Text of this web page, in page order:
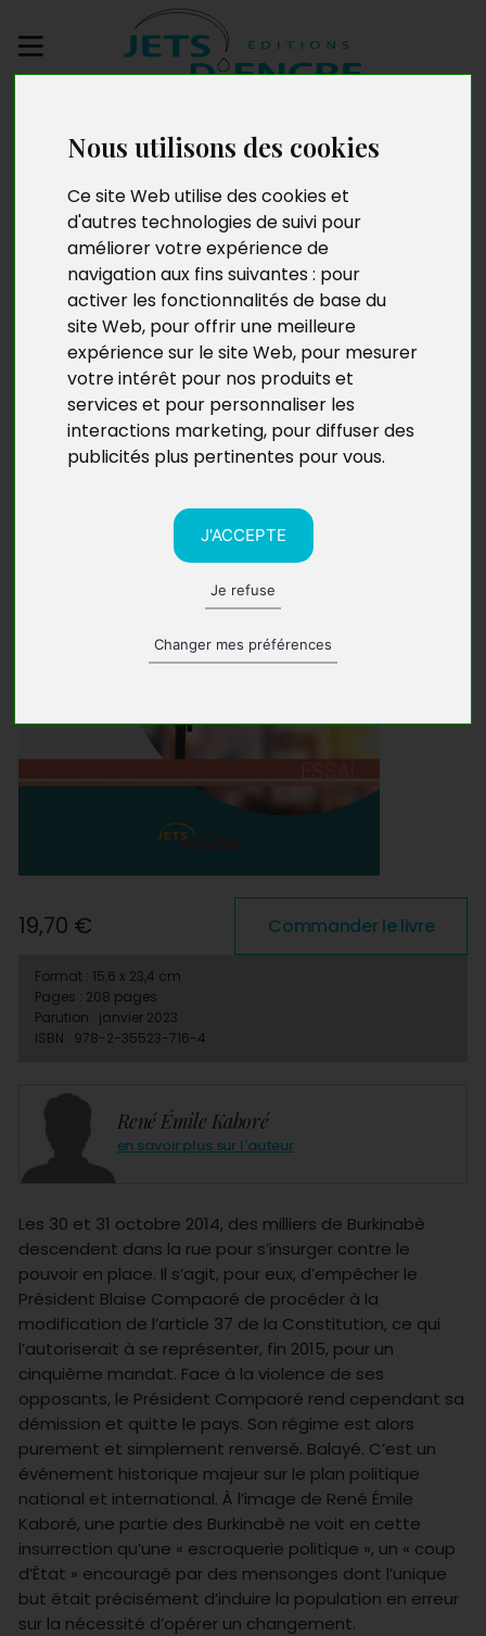
Nous utilisons des cookies
Ce site Web utilise des cookies et
d'autres technologies de suivi pour
améliorer votre expérience de
navigation aux fins suivantes : pour
activer les fonctionnalités de base du
site Web, pour offrir une meilleure
expérience sur le site Web, pour mesurer
votre intérêt pour nos produits et
services et pour personnaliser les
interactions marketing, pour diffuser des
publicités plus pertinentes pour vous.
J'ACCEPTE
Je refuse
Changer mes préférences
manuscrit
Et si enfin on se disait
la vérité (tome 1)
René Émile Kaboré
en savoir plus sur l'auteur
Les 30 et 31 octobre 2014, des milliers de Burkinabè
descendent dans la rue pour s’insurger contre le
pouvoir en place. Il s’agit, pour eux, d’empêcher le
Président Blaise Compaoré de procéder à la
modification de l’article 37 de la Constitution, ce qui
l’autoriserait à se représenter, fin 2015, pour un
cinquième mandat. Face à la violence de ses
opposants, le Président Compaoré rend cependant sa
démission et quitte le pays. Son régime est alors
purement et simplement renversé. Balayé. C’est un
événement historique majeur sur le plan politique
national et international. À l’image de René Émile
Kaboré, une partie des Burkinabè ne voit en cette
insurrection qu’une « escroquerie politique », un « coup
d’État » encouragé par des mensonges dont l’unique
but était précisément d’induire la population en erreur
sur la nécessité d’opérer un changement.
19,70 € Commander le livre
Format : 15,6 x 23,4 cm
Pages : 208 pages
Parution : janvier 2023
ISBN : 978-2-35523-716-4